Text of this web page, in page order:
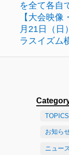
を全て各自
【大会映
月21日（日
ラスイズム
TOPICS
お知ら
ニュー